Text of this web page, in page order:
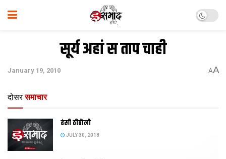
सूर्य अहां स ताप चाही
January 19, 2010 AA
दोसर समाचार
हंसी ठीठौली
JULY 30, 2018